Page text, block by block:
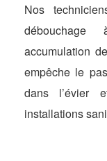
Nos
accumulation
empêche le
dans l’évier
installations